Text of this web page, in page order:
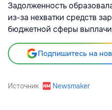
Задолженность
из-за нехватки средств
бюджетной сферы
Подпишитесь на
Источник Newsmaker